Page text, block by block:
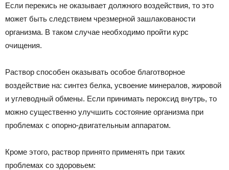
Если перекись не оказывает должного воздействия, то это
может быть следствием чрезмерной зашлакованости
организма. В таком случае необходимо пройти курс
очищения.
Раствор способен оказывать особое благотворное
воздействие на: синтез белка, усвоение минералов, жировой
и углеводный обмены. Если принимать пероксид внутрь, то
можно существенно улучшить состояние организма при
проблемах с опорно-двигательным аппаратом.
Кроме этого, раствор принято применять при таких
проблемах со здоровьем: